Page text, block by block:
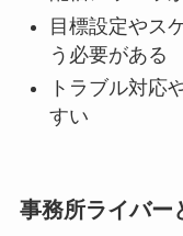
目標設定やス
う必要がある
トラブル対応
すい
事務所ライバー